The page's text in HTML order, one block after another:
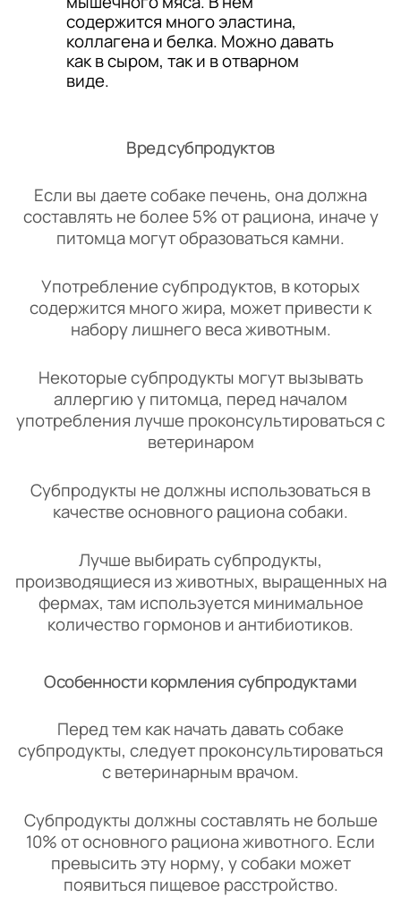
содержится много эластина,
коллагена и белка. Можно давать
как в сыром, так и в отварном
виде.
Вред субпродуктов
Если вы даете собаке печень, она должна
составлять не более 5% от рациона, иначе у
питомца могут образоваться камни.
Употребление субпродуктов, в которых
содержится много жира, может привести к
набору лишнего веса животным.
Некоторые субпродукты могут вызывать
аллергию у питомца, перед началом
употребления лучше проконсультироваться с
ветеринаром
Субпродукты не должны использоваться в
качестве основного рациона собаки.
Лучше выбирать субпродукты,
производящиеся из животных, выращенных на
фермах, там используется минимальное
количество гормонов и антибиотиков.
Особенности кормления субпродуктами
Перед тем как начать давать собаке
субпродукты, следует проконсультироваться
с ветеринарным врачом.
Субпродукты должны составлять не больше
10% от основного рациона животного. Если
превысить эту норму, у собаки может
появиться пищевое расстройство.